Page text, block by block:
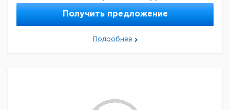
Получить предложение
Подробнее